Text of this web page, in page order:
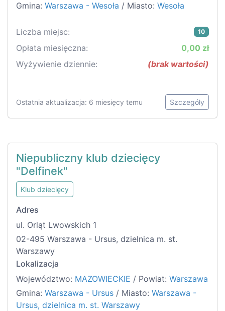
Gmina: Warszawa - Wesoła / Miasto: Wesoła
Liczba miejsc: 10
Opłata miesięczna:
0,00 zł
Wyżywienie dziennie:
(brak wartości)
Ostatnia aktualizacja: 6 miesięcy temu Szczegóły
Niepubliczny klub dziecięcy
"Delfinek"
Klub dziecięcy
Adres
ul. Orląt Lwowskich 1
02-495 Warszawa - Ursus, dzielnica m. st.
Warszawy
Lokalizacja
Województwo: MAZOWIECKIE / Powiat: Warszawa
Gmina: Warszawa - Ursus / Miasto: Warszawa -
Ursus, dzielnica m. st. Warszawy